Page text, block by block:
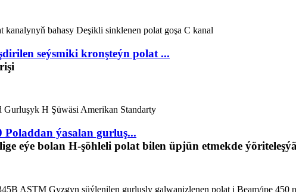
seýsmiki kronşteýn polat ...
ýasalan gurluş...
eýe bolan H-şöhleli polat bilen üpjün etmekde